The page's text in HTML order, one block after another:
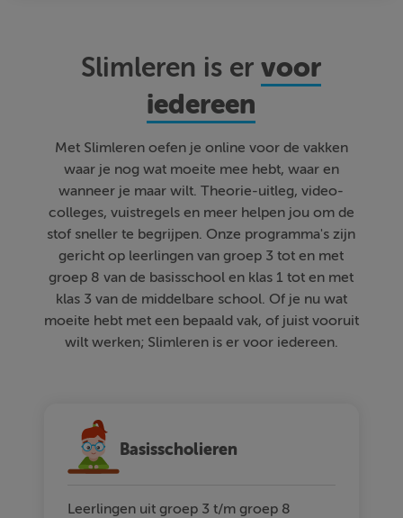
Slimleren is ervoor
iedereen
Met Slimleren oefen je online voor de vakken
waar je nog wat moeite mee hebt, waar en
wanneer je maar wilt. Theorie-uitleg, video-
colleges, vuistregels en meer helpen jou om de
stof sneller te begrijpen. Onze programma's zijn
gericht op leerlingen van groep 3 tot en met
groep 8 van de basisschool en klas 1 tot en met
klas 3 van de middelbare school. Of je nu wat
moeite hebt met een bepaald vak, of juist vooruit
wilt werken; Slimleren is er voor iedereen.
Basisscholieren
Leerlingen uit groep 3 t/m groep 8